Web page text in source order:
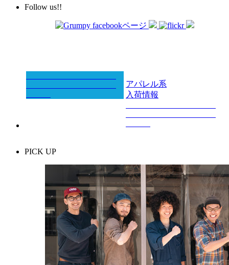
Follow us!!
アパレル系
入荷情報
PICK UP